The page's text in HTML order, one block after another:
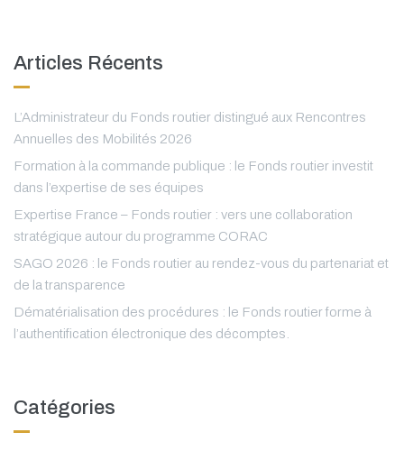
Articles Récents
L’Administrateur du Fonds routier distingué aux Rencontres
Annuelles des Mobilités 2026
Formation à la commande publique : le Fonds routier investit
dans l’expertise de ses équipes
Expertise France – Fonds routier : vers une collaboration
stratégique autour du programme CORAC
SAGO 2026 : le Fonds routier au rendez-vous du partenariat et
de la transparence
Dématérialisation des procédures : le Fonds routier forme à
l’authentification électronique des décomptes.
Catégories